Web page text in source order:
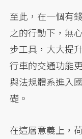
至此，在一個有
之的行動下，無
步工具，大大提
行車的交通功能
與法規體系進入
礎。
在這層意義上，